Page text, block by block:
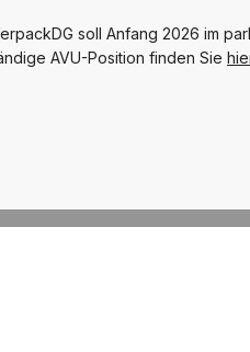
soll Anfang 2026 im
AVU-Position finden Sie